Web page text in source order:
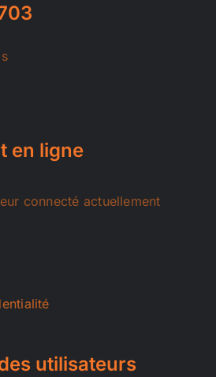
en ligne
connecté actuellement
utilisateurs